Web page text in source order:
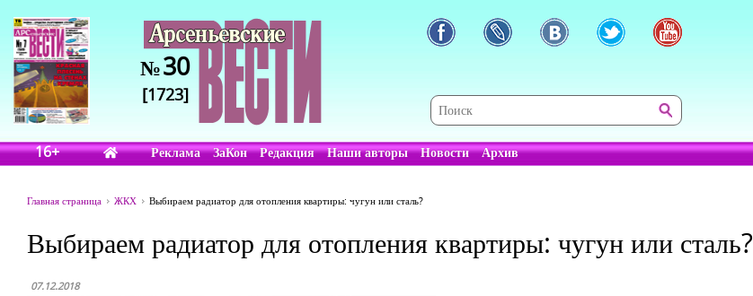
№30
[1723]
16+ Реклама ЗаКон Редакция Наши авторы Новости Архив
Главная страница ЖКХ Выбираем радиатор для отопления квартиры: чугун или сталь?
Выбираем радиатор для отопления квартиры: чугун или сталь?
07.12.2018